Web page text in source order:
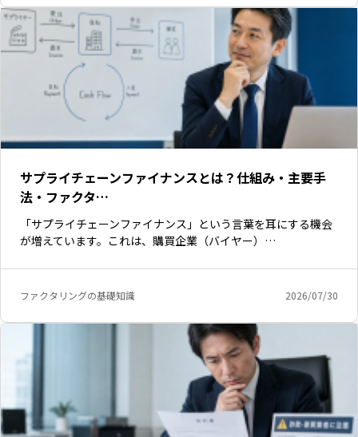
サプライチェーンファイナンスとは？仕組み・主要手
法・ファクタ…
「サプライチェーンファイナンス」という言葉を耳にする機会
が増えています。これは、購買企業（バイヤー）…
ファクタリングの基礎知識 2026/07/30